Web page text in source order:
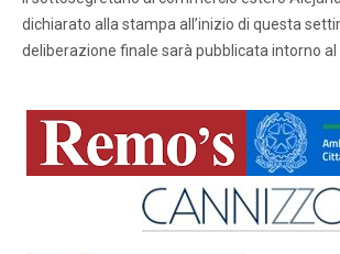
dichiarato alla stampa all’inizio di questa
deliberazione finale sarà pubblicata intorno al